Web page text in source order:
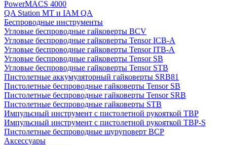
PowerMACS 4000
QA Station MT и IAM QA
Беспроводные инструменты
Угловые беспроводные гайковерты BCV
Угловые беспроводные гайковерты Tensor ICB-A
Угловые беспроводные гайковерты Tensor ITB-A
Угловые беспроводные гайковерты Tensor SB
Угловые беспроводные гайковерты Tensor STB
Пистолетные аккумуляторный гайковерты SRB81
Пистолетные беспроводные гайковерты Tensor SB
Пистолетные беспроводные гайковерты Tensor SRB
Пистолетные беспроводные гайковерты STB
Импульсный инструмент с пистолетной рукояткой TBP
Импульсный инструмент с пистолетной рукояткой TBP-S
Пистолетные беспроводные шуруповерт BCP
Аксессуары